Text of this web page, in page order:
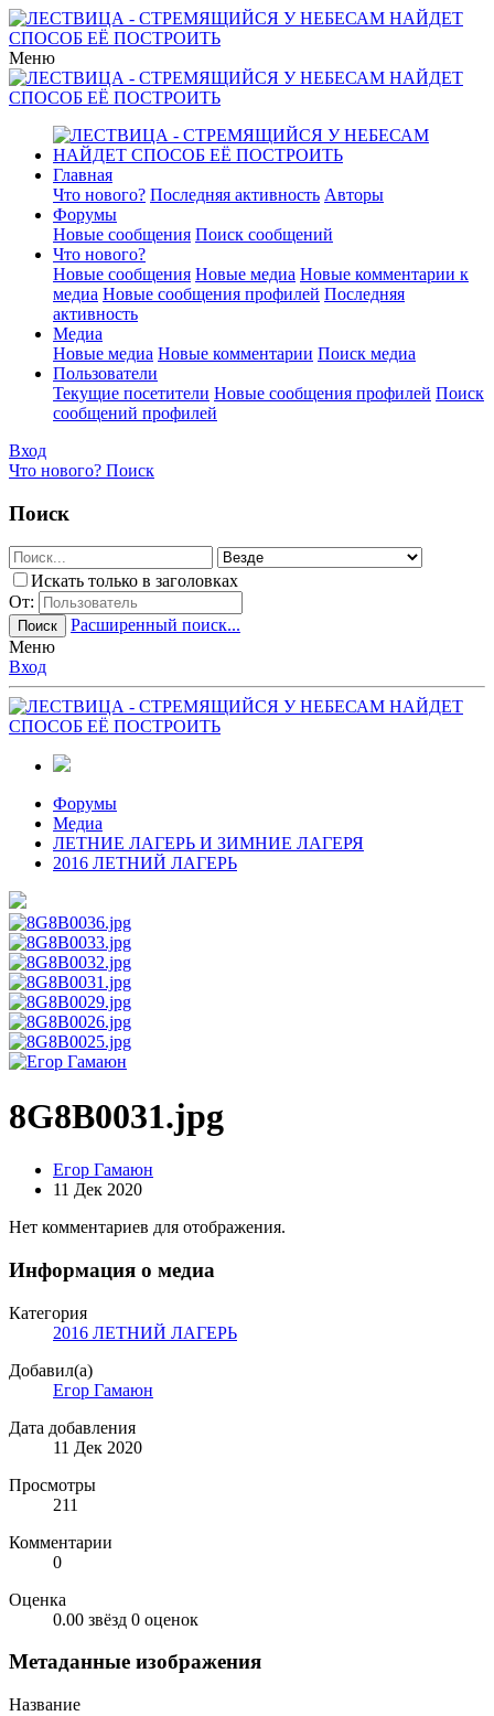
Меню
Главная
Что нового? Последняя активность Авторы
Форумы
Новые сообщения Поиск сообщений
Что нового?
Новые сообщения Новые медиа Новые комментарии к
медиа Новые сообщения профилей Последняя
активность
Медиа
Новые медиа Новые комментарии Поиск медиа
Пользователи
Текущие посетители Новые сообщения профилей Поиск
сообщений профилей
Вход
Что нового? Поиск
Поиск
Искать только в заголовках
От:
Поиск
Расширенный поиск...
Меню
Вход
Форумы
Медиа
ЛЕТНИЕ ЛАГЕРЬ И ЗИМНИЕ ЛАГЕРЯ
2016 ЛЕТНИЙ ЛАГЕРЬ
8G8B0031.jpg
Егор Гамаюн
11 Дек 2020
Нет комментариев для отображения.
Информация о медиа
Категория
2016 ЛЕТНИЙ ЛАГЕРЬ
Добавил(а)
Егор Гамаюн
Дата добавления
11 Дек 2020
Просмотры
211
Комментарии
0
Оценка
0.00 звёзд 0 оценок
Метаданные изображения
Название